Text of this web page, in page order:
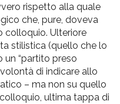
rispetto alla quale
che, pure, doveva
colloquio. Ulteriore
stilistica (quello che lo
un “partito preso
di indicare allo
– ma non su quello
ultima tappa di